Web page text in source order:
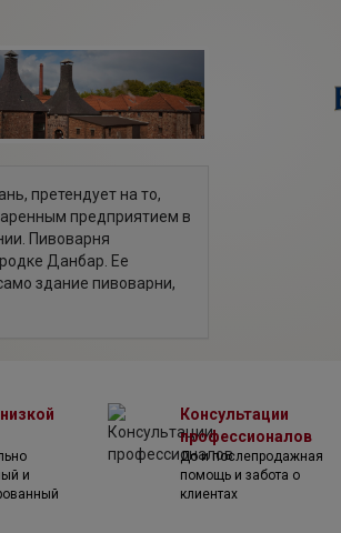
претендует на то,
предприятием в
Пивоварня
Данбар. Ее
здание пивоварни,
существовало уже в
после смерти Джона,
(Элис Даджеон),
одной из дочерей
& Co (Даджеон и
и
Консультации
профессионалов
До и послепродажная
помощь и забота о
клиентах